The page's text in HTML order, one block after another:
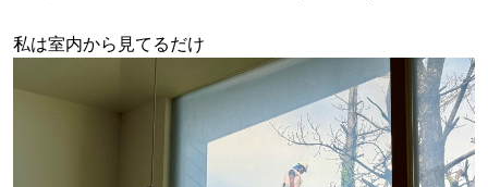
私は室内から見てるだけ